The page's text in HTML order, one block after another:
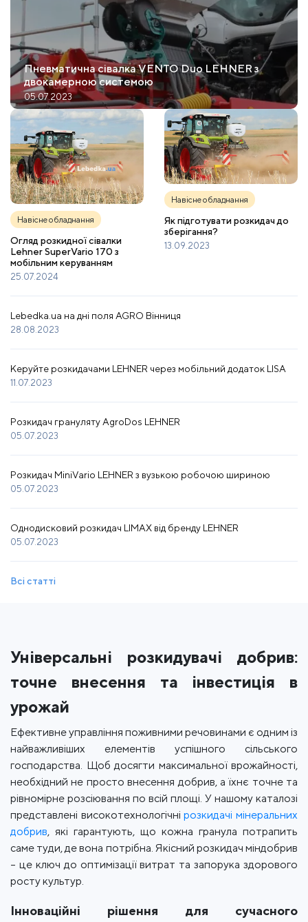
Пневматична сівалка VENTO Duo LEHNER з
двокамерною системою
05.07.2023
Навісне обладнання
Огляд розкидної сівалки
Lehner SuperVario 170 з
мобільним керуванням
25.07.2024
Навісне обладнання
Як підготувати розкидач до
зберігання?
13.09.2023
Lebedka.ua на дні поля AGRO Вінниця
28.08.2023
Керуйте розкидачами LEHNER через мобільний додаток LISA
11.07.2023
Розкидач грануляту AgroDos LEHNER
05.07.2023
Розкидач MiniVario LEHNER з вузькою робочою шириною
05.07.2023
Однодисковий розкидач LIMAX від бренду LEHNER
05.07.2023
Всі статті
Універсальні розкидувачі добрив:
точне внесення та інвестиція в
урожай
Ефективне управління поживними речовинами є одним із
найважливіших елементів успішного сільського
господарства. Щоб досягти максимальної врожайності,
необхідний не просто внесення добрив, а їхнє точне та
рівномірне розсіювання по всій площі. У нашому каталозі
представлені високотехнологічнірозкидачі мінеральних
добрив, які гарантують, що кожна гранула потрапить
саме туди, де вона потрібна. Якісний розкидач міндобрив
– це ключ до оптимізації витрат та запорука здорового
росту культур.
Інноваційні рішення для сучасного